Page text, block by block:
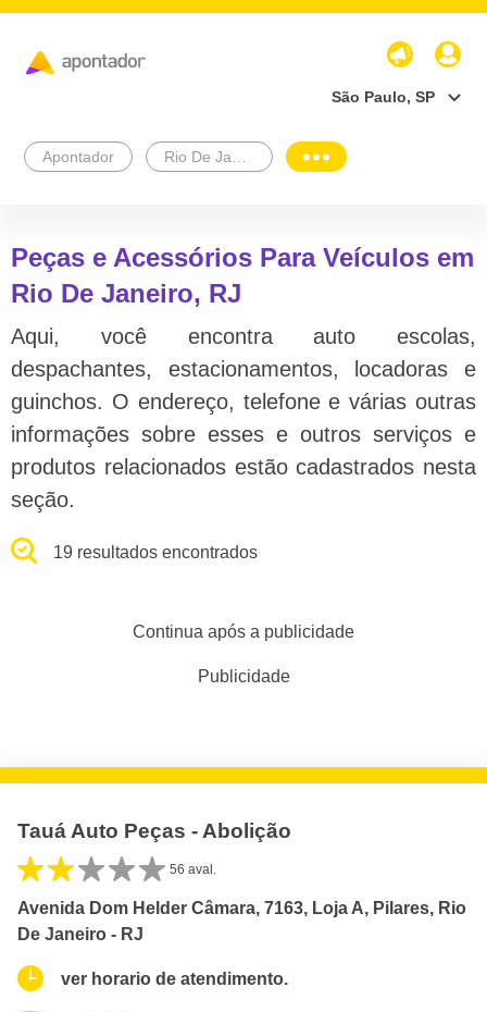
São Paulo, SP
Apontador
Peças e Acessórios Para Veículos em
Rio De Janeiro, RJ
Aqui, você encontra auto escolas,
despachantes, estacionamentos, locadoras e
guinchos. O endereço, telefone e várias outras
informações sobre esses e outros serviços e
produtos relacionados estão cadastrados nesta
seção.
19 resultados encontrados
Continua após a publicidade
Publicidade
Tauá Auto Peças - Abolição
56 aval.
Avenida Dom Helder Câmara, 7163, Loja A, Pilares, Rio
De Janeiro - RJ
ver horario de atendimento.